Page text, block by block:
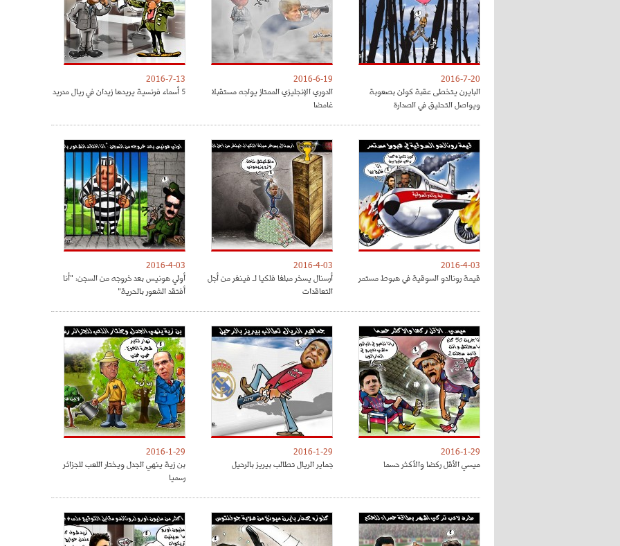
2016-7-20
البايرن يتخطى عقبة كولن بصعوبة
ويواصل التحليق في الصدارة
2016-6-19
الدوري الإنجليزي الممتاز يواجه مستقبلا
غامضا
2016-7-13
5 أسماء فرنسية يريدها زيدان في ريال مدريد
2016-4-03
قيمة رونالدو السوقية في هبوط مستمر
2016-4-03
أرسنال يسخر مبلغا فلكيا لـ فينغر من أجل
التعاقدات
2016-4-03
أولي هونيس بعد خروجه من السجن: "أنا
أفتقد الشعور بالحرية"
2016-1-29
ميسي الأقل ركضا والأكثر حسما
2016-1-29
جماير الريال تطالب بيريز بالرحيل
2016-1-29
بن زية ينهي الجدل ويختار اللعب للجزائر
رسميا